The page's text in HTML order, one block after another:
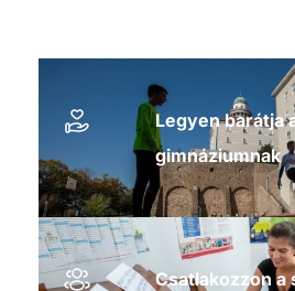
Legyen barátja
gimnáziumnak
Csatlakozzon a